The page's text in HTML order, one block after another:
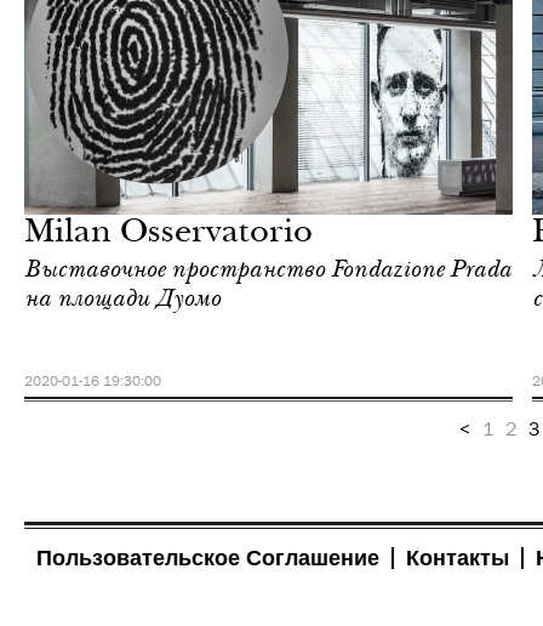
Milan Osservatorio
Выставочное пространство Fondazione Prada
на площади Дуомо
2020-01-16 19:30:00
< 1 2 3
Пользовательское Соглашение Контакты